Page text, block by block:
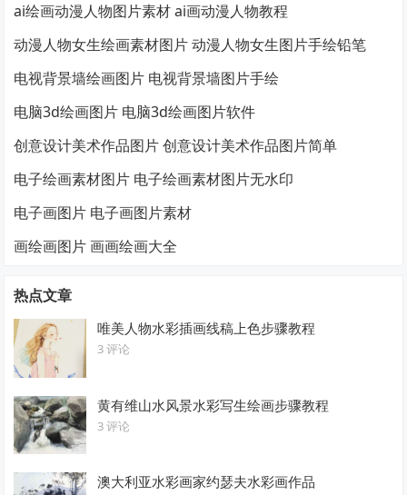
ai绘画动漫人物图片素材 ai画动漫人物教程
动漫人物女生绘画素材图片 动漫人物女生图片手绘铅笔
电视背景墙绘画图片 电视背景墙图片手绘
电脑3d绘画图片 电脑3d绘画图片软件
创意设计美术作品图片 创意设计美术作品图片简单
电子绘画素材图片 电子绘画素材图片无水印
电子画图片 电子画图片素材
画绘画图片 画画绘画大全
热点文章
唯美人物水彩插画线稿上色步骤教程
3 评论
黄有维山水风景水彩写生绘画步骤教程
3 评论
澳大利亚水彩画家约瑟夫水彩画作品